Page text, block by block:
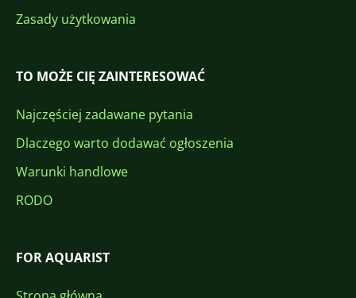
Zasady użytkowania
TO MOŻE CIĘ ZAINTERESOWAĆ
Najczęściej zadawane pytania
Dlaczego warto dodawać ogłoszenia
Warunki handlowe
RODO
FOR AQUARIST